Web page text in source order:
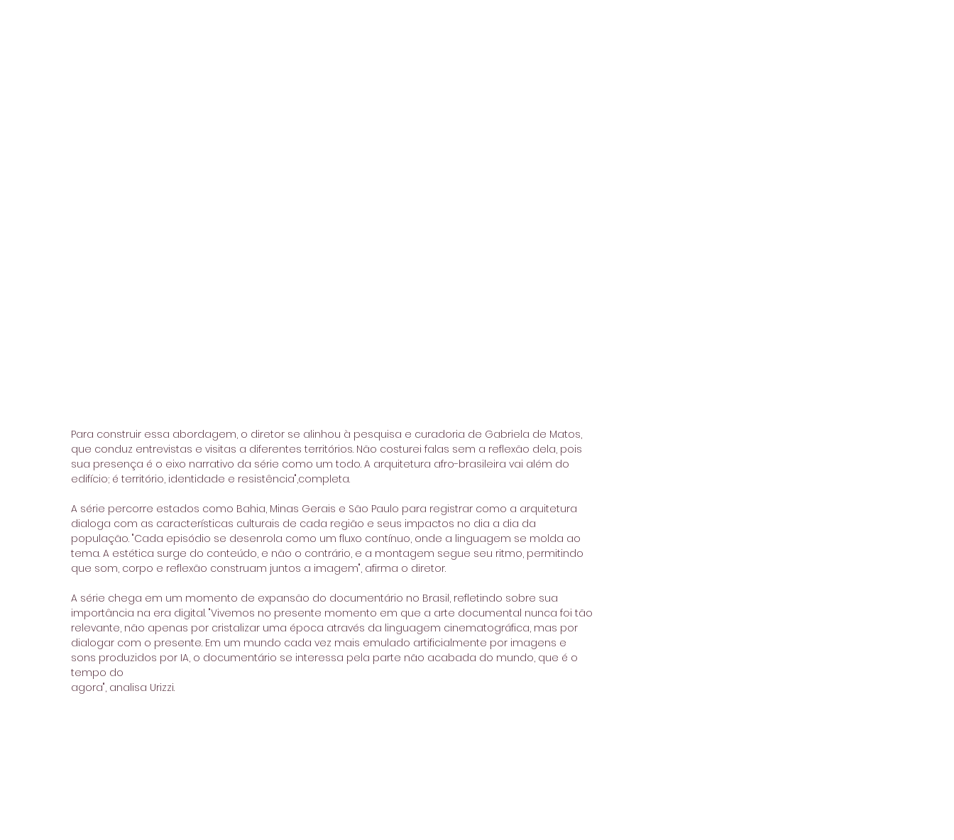
Para construir essa abordagem, o diretor se alinhou à pesquisa e curadoria de Gabriela de Matos,
que conduz entrevistas e visitas a diferentes territórios. Não costurei falas sem a reflexão dela, pois
sua presença é o eixo narrativo da série como um todo. A arquitetura afro-brasileira vai além do
edifício; é território, identidade e resistência",completa.
A série percorre estados como Bahia, Minas Gerais e São Paulo para registrar como a arquitetura
dialoga com as características culturais de cada região e seus impactos no dia a dia da
população. "Cada episódio se desenrola como um fluxo contínuo, onde a linguagem se molda ao
tema. A estética surge do conteúdo, e não o contrário, e a montagem segue seu ritmo, permitindo
que som, corpo e reflexão construam juntos a imagem", afirma o diretor.
A série chega em um momento de expansão do documentário no Brasil, refletindo sobre sua
importância na era digital. "Vivemos no presente momento em que a arte documental nunca foi tão
relevante, não apenas por cristalizar uma época através da linguagem cinematográfica, mas por
dialogar com o presente. Em um mundo cada vez mais emulado artificialmente por imagens e
sons produzidos por IA, o documentário se interessa pela parte não acabada do mundo, que é o
tempo do
agora", analisa Urizzi.